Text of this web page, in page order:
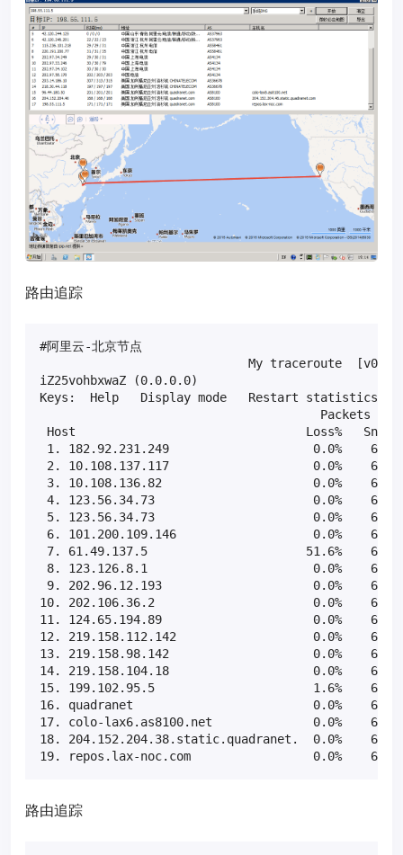
路由追踪
#阿里云-北京节点
My traceroute
iZ25vohbxwaZ (0.0.0.0)
Keys:  Help   Display mode   Restart statistics
Packets
Host                                Loss%   Snt
1. 182.92.231.249                    0.0%    62
2. 10.108.137.117                    0.0%    62
3. 10.108.136.82                     0.0%    62
4. 123.56.34.73                      0.0%    62
5. 123.56.34.73                      0.0%    62
6. 101.200.109.146                   0.0%    62
7. 61.49.137.5                      51.6%    62
8. 123.126.8.1                       0.0%    62
9. 202.96.12.193                     0.0%    62
10. 202.106.36.2                      0.0%    62
11. 124.65.194.89                     0.0%    62
12. 219.158.112.142                   0.0%    62
13. 219.158.98.142                    0.0%    62
14. 219.158.104.18                    0.0%    61
15. 199.102.95.5                      1.6%    61
16. quadranet                         0.0%    61
17. colo-lax6.as8100.net              0.0%    61
18. 204.152.204.38.static.quadranet.  0.0%    61
19. repos.lax-noc.com                 0.0%    61
路由追踪